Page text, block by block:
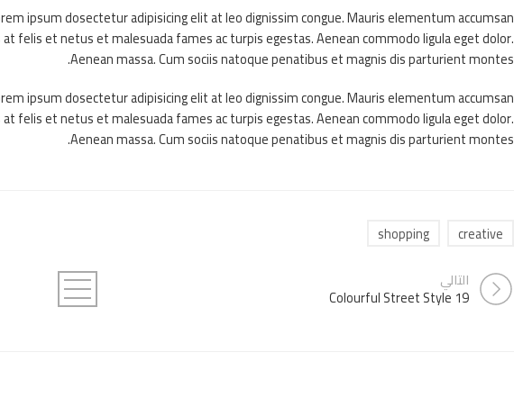
ipsum dosectetur adipisicing elit at leo dignissim congue. Mauris elementum accumsan
felis et netus et malesuada fames ac turpis egestas. Aenean commodo ligula eget dolor.
Aenean massa. Cum sociis natoque penatibus et magnis dis parturient montes.
ipsum dosectetur adipisicing elit at leo dignissim congue. Mauris elementum accumsan
felis et netus et malesuada fames ac turpis egestas. Aenean commodo ligula eget dolor.
Aenean massa. Cum sociis natoque penatibus et magnis dis parturient montes.
creative
shopping
التالي
19 Colourful Street Style